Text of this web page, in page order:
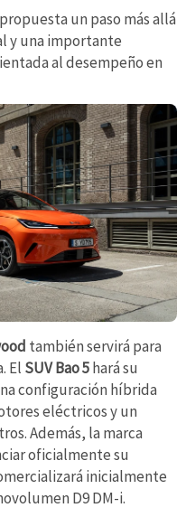
un paso más allá
y una importante
al desempeño en
también servirá para
El SUV Bao 5hará su
configuración híbrida
eléctricos y un
Además, la marca
oficialmente su
inicialmente
D9 DM-i.